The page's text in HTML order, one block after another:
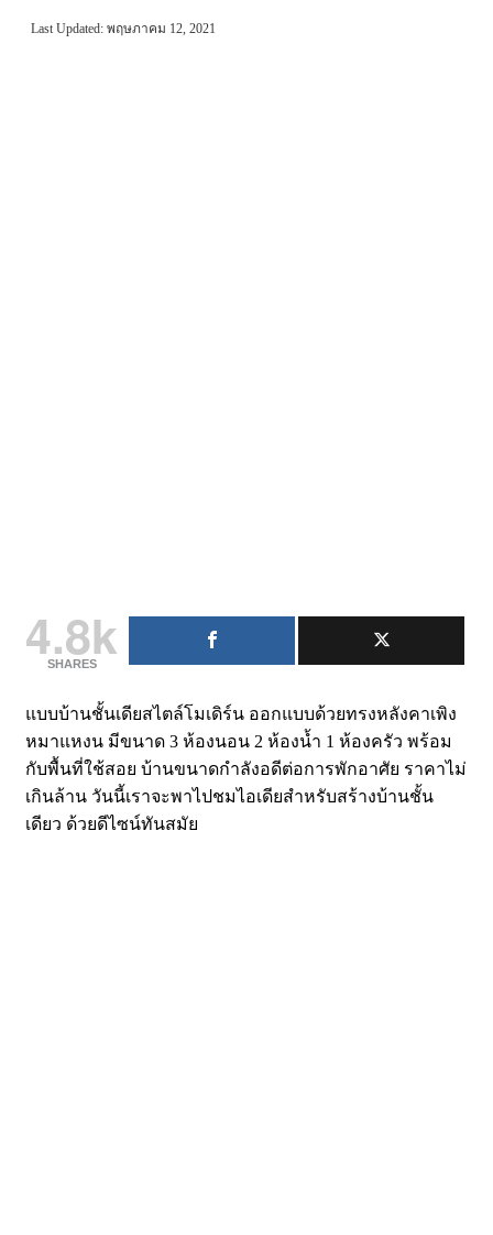
Last Updated: พฤษภาคม 12, 2021
4.8k
SHARES
แบบบ้านชั้นเดียสไตล์โมเดิร์น ออกแบบด้วยทรงหลังคาเพิง
หมาแหงน มีขนาด 3 ห้องนอน 2 ห้องน้ำ 1 ห้องครัว พร้อม
กับพื้นที่ใช้สอย บ้านขนาดกำลังอดีต่อการพักอาศัย ราคาไม่
เกินล้าน วันนี้เราจะพาไปชมไอเดียสำหรับสร้างบ้านชั้น
เดียว ด้วยดีไซน์ทันสมัย